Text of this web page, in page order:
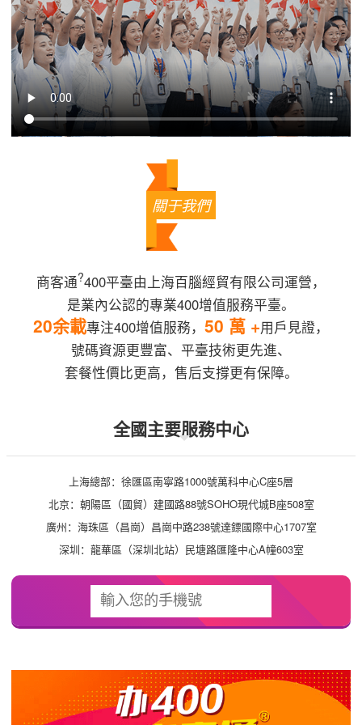
關于我們
商客通?400平臺由上海百腦經貿有限公司運營，
是業內公認的專業400增值服務平臺。
20余載專注400增值服務， 50 萬 +用戶見證，
號碼資源更豐富、平臺技術更先進、
套餐性價比更高，售后支撐更有保障。
全國主要服務中心
上海總部：徐匯區南寧路1000號萬科中心C座5層
北京：朝陽區（國貿）建國路88號SOHO現代城B座508室
廣州：海珠區（昌崗）昌崗中路238號達鏢國際中心1707室
深圳：龍華區（深圳北站）民塘路匯隆中心A幢603室